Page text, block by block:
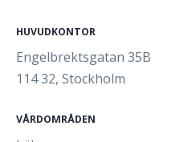
HUVUDKONTOR
Engelbrektsgatan 35B
114 32, Stockholm
VÅRDOMRÅDEN